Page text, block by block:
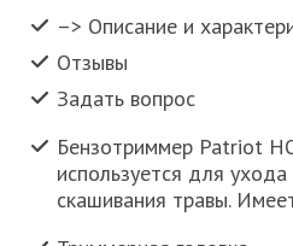
–> Описание и
Отзывы
Задать вопрос
Бензотриммер Patriot
используется для
скашивания травы.